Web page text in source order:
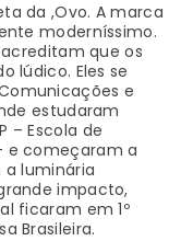
da ,Ovo. A marca
moderníssimo.
que os
lúdico. Eles se
e
estudaram
– Escola de
e começaram a
a luminária
impacto,
ficaram em 1º
Brasileira.